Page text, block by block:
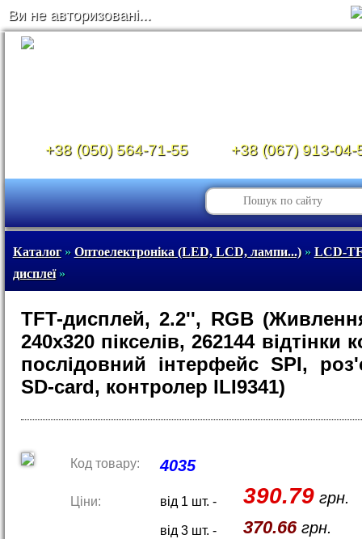
Ви не авторизовані...
+38 (050) 564-71-55 +38 (067) 913-04-
Каталог» Оптоелектроніка (LED, LCD, лампи...)» LCD-
дисплеї»
TFT-дисплей, 2.2'', RGB
240x320 пікселів, 262144 відтінки
послідовний інтерфейс SPI,
SD-card, контролер ILI9341)
Код товару: 4035
Ціни: від 1 шт. - 390.79грн.
від 3 шт. - 370.66грн.